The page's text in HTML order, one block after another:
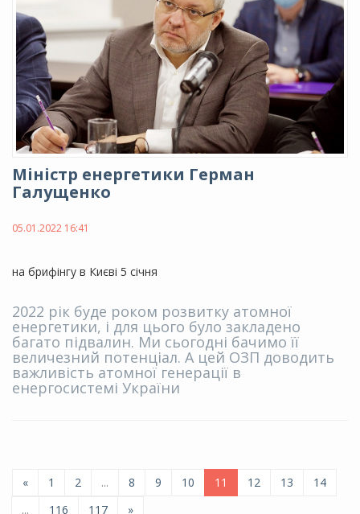
Міністр енергетики Герман
Галущенко
05.01.2022 16:41
на брифінгу в Києві 5 січня
2022 рік буде роком розвитку атомної
енергетики, і для цього було закладено
багато підвалин. Ми сьогодні бачимо її
величезний потенціал. А цей ОЗП доводить
важливість атомної генерації в
енергосистемі України
« 1 2 ... 8 9 10 11 12 13
14
...
116 117 »